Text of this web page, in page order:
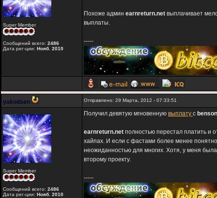
Super Member
Сообщений всего: 2486
Дата рег-ции: Нояб. 2010
Похоже админ earnreturn.net выплачивает
выплаты.
-----
yakodsen Отправлено: 29 Марта, 2012 - 07:33:51
Super Member
Сообщений всего: 2486
Дата рег-ции: Нояб. 2010
Получил девятую мгновенную выплату c
earnreturn.net полностью перестал платить и
хайпах. И если с фастами более менее
неожиданностью для многих. Хотя, у меня
второму проекту.
-----